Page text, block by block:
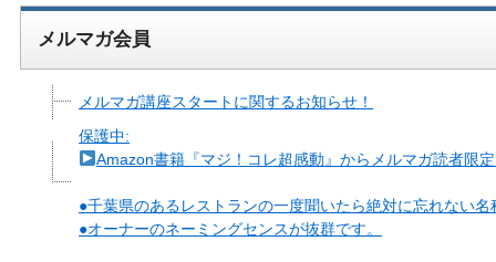
メルマガ会員
メルマガ講座スタートに関するお知らせ！
保護中:
Amazon書籍『マジ！コレ超感動』からメルマガ読者限
●千葉県のあるレストランの一度聞いたら絶対に忘れない名
●オーナーのネーミングセンスが抜群です。